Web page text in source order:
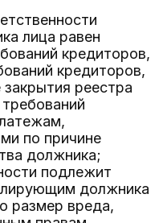
лица равен
кредиторов,
кредиторов,
реестра
по причине
должника;
подлежит
должника
размер вреда,